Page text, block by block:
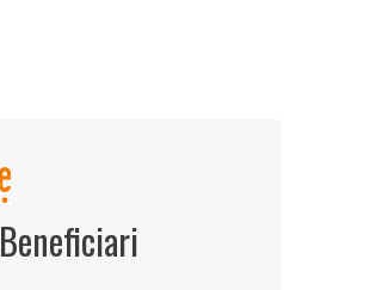
Beneficiari